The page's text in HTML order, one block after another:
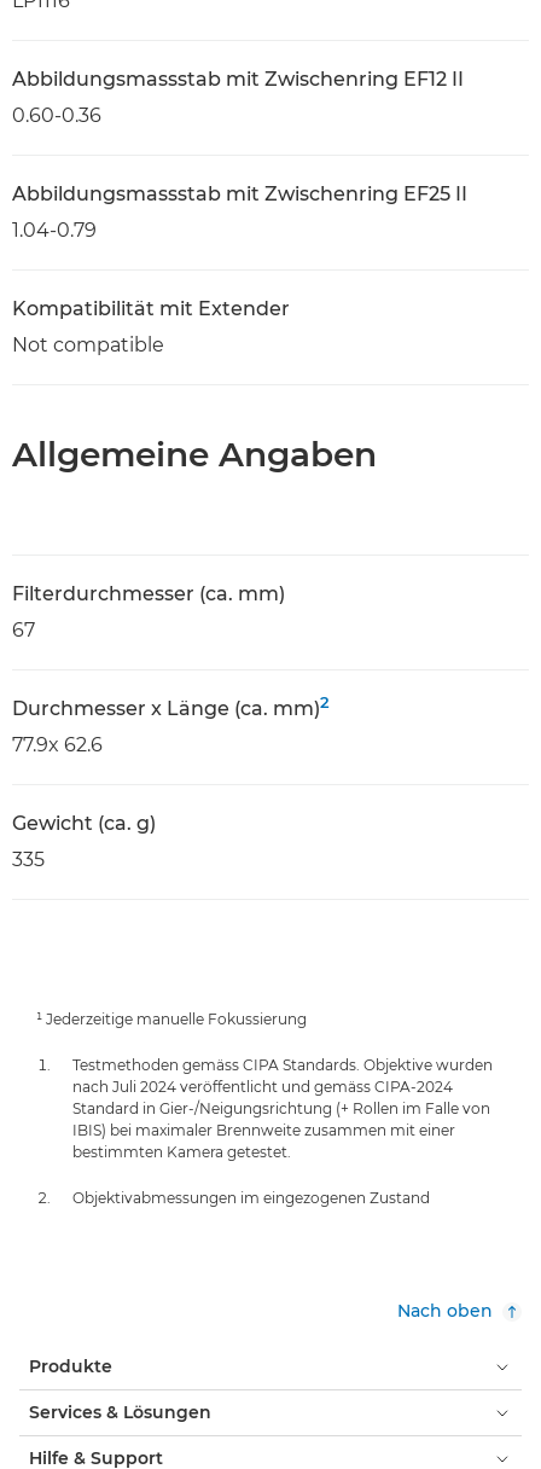
Abbildungsmassstab mit Zwischenring EF12 II
0.60-0.36
Abbildungsmassstab mit Zwischenring EF25 II
1.04-0.79
Kompatibilität mit Extender
Not compatible
Allgemeine Angaben
Filterdurchmesser (ca. mm)
67
Durchmesser x Länge (ca. mm)2
77.9x 62.6
Gewicht (ca. g)
335
¹ Jederzeitige manuelle Fokussierung
Testmethoden gemäss CIPA Standards. Objektive wurden
nach Juli 2024 veröffentlicht und gemäss CIPA-2024
Standard in Gier-/Neigungsrichtung (+ Rollen im Falle von
IBIS) bei maximaler Brennweite zusammen mit einer
bestimmten Kamera getestet.
Objektivabmessungen im eingezogenen Zustand
Nach oben
Produkte
Services & Lösungen
Hilfe & Support